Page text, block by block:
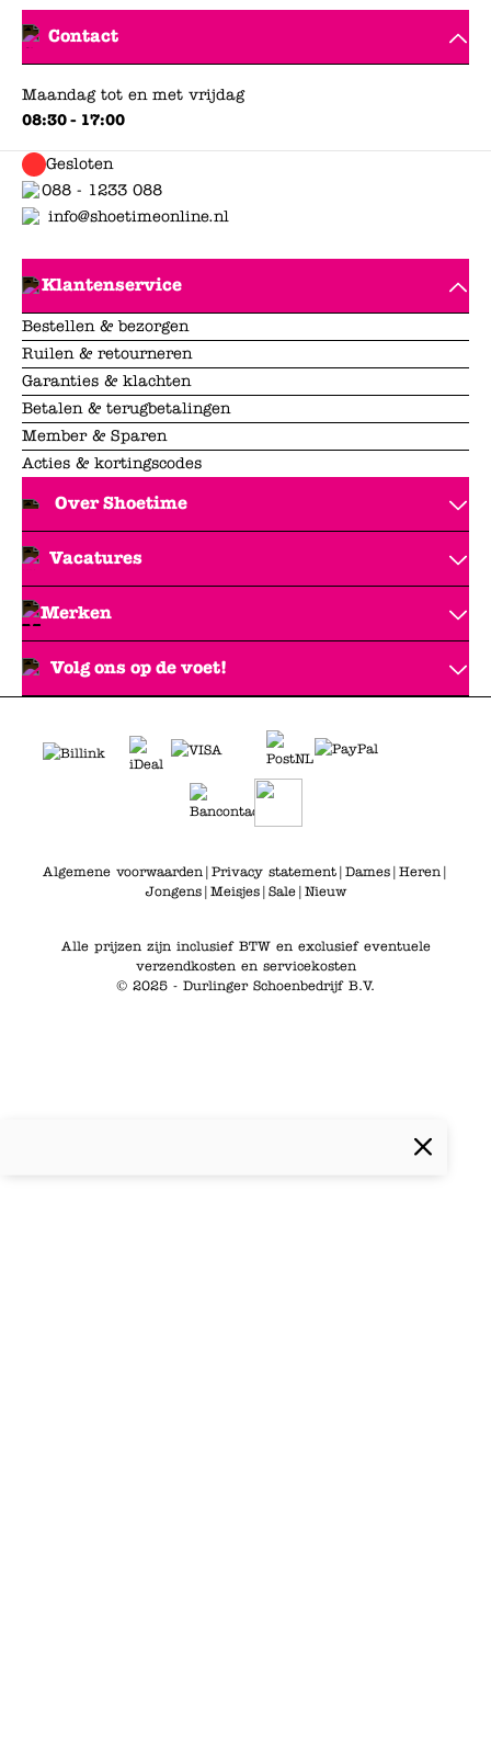
Contact
Maandag tot en met vrijdag
08:30 - 17:00
Gesloten
088 - 1233 088
info@shoetimeonline.nl
Klantenservice
Bestellen & bezorgen
Ruilen & retourneren
Garanties & klachten
Betalen & terugbetalingen
Member & Sparen
Acties & kortingscodes
Over Shoetime
Vacatures
Merken
Volg ons op de voet!
Algemene voorwaarden| Privacy statement| Dames| Heren|
Jongens| Meisjes| Sale| Nieuw
Alle prijzen zijn inclusief BTW en exclusief eventuele
verzendkosten en servicekosten
© 2025 - Durlinger Schoenbedrijf B.V.